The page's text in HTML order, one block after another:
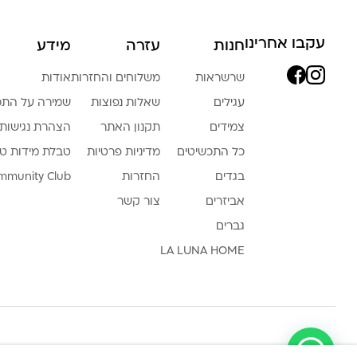
עקבו אחרינוחנות
שרשראות
עגילים
צמידים
כל התכשיטים
בגדים
אביזרים
גברים
LA LUNA HOME
עזרה
משלוחים והחזרות
שאלות נפוצות
תקנון האתר
מדיניות פרטיות
החזרות
צור קשר
מידע
אודות
שמירה על
הצהרת נגישות
טבלת מידות
Club